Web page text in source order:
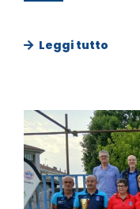
Leggi tutto